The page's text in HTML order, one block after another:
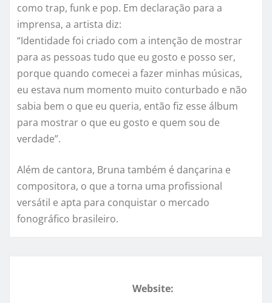
como trap, funk e pop. Em declaração para a
imprensa, a artista diz:
“Identidade foi criado com a intenção de mostrar
para as pessoas tudo que eu gosto e posso ser,
porque quando comecei a fazer minhas músicas,
eu estava num momento muito conturbado e não
sabia bem o que eu queria, então fiz esse álbum
para mostrar o que eu gosto e quem sou de
verdade”.
Além de cantora, Bruna também é dançarina e
compositora, o que a torna uma profissional
versátil e apta para conquistar o mercado
fonográfico brasileiro.
Website: